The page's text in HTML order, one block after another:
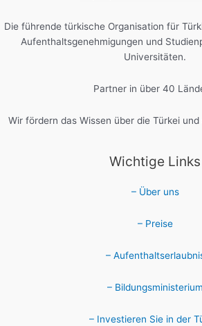
Die führende türkische Organisation für
Aufenthaltsgenehmigungen und
Universitäten.
Partner in über 40
Wir fördern das Wissen über die Türkei
Wichtige Links
– Über uns
– Preise
–
– Bildungsministerium
– Investieren Sie in der